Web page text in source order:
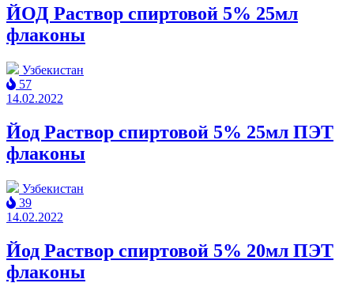
ЙОД Раствор спиртовой 5% 25мл
флаконы
Узбекистан
57
14.02.2022
Йод Раствор спиртовой 5% 25мл ПЭТ
флаконы
Узбекистан
39
14.02.2022
Йод Раствор спиртовой 5% 20мл ПЭТ
флаконы